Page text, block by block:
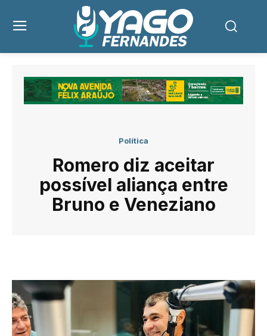
Política
Romero diz aceitar
possível aliança entre
Bruno e Veneziano